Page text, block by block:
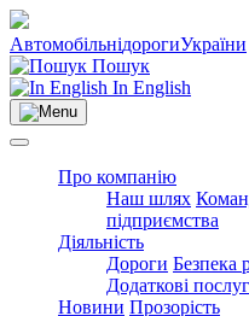
АвтомобільнідорогиУкраїни
Пошук
In English
Про компанію
Наш шлях
підприємства
Діяльність
Дороги Безпека
Додаткові
Новини Прозорість